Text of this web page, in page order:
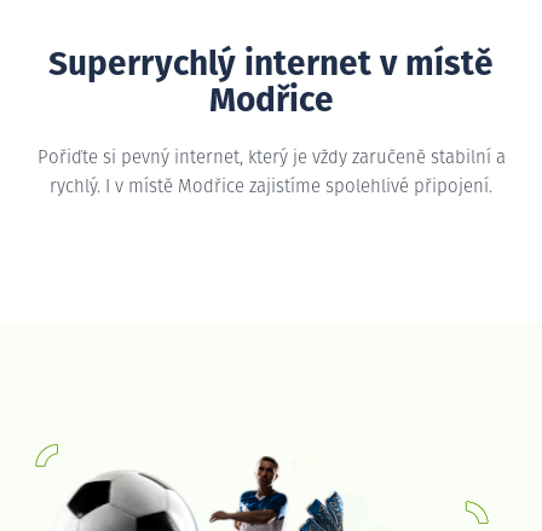
Superrychlý internet v místě
Modřice
Pořiďte si pevný internet, který je vždy zaručeně stabilní a
rychlý. I v místě Modřice zajistíme spolehlivé připojení.